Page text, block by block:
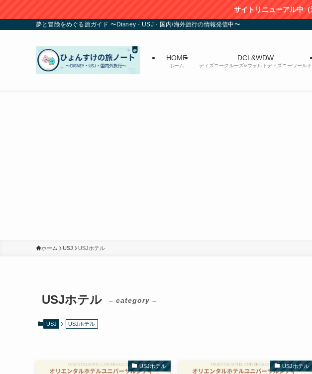
サイトリニューアル中（過去の投稿の一部に
夢と冒険をめぐる旅ガイド 〜Disney・USJ・国内/海外旅行の情報発信中〜
HOME
ホーム
DCL&WDW
ディズニークルーズ&ウォルトディズニーワールド
ホーム USJ USJホテル
USJホテル – category –
USJ USJホテル
USJホテル USJホテル